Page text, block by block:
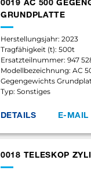
0019 AC 500
GRUNDPLATTE
Herstellungsjahr: 2023
Tragfähigkeit (t): 500t
Ersatzteilnummer: 947
Modellbezeichnung: AC
Gegengewichts
Typ: Sonstiges
DETAILS E-MAIL
0018 TELESKOP